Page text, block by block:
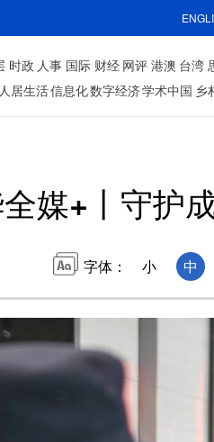
时政 人事 国际 财经 网评 港澳 台湾
人居生活信息化数字经济学术中国 乡
媒+丨守护
字体： 小 中